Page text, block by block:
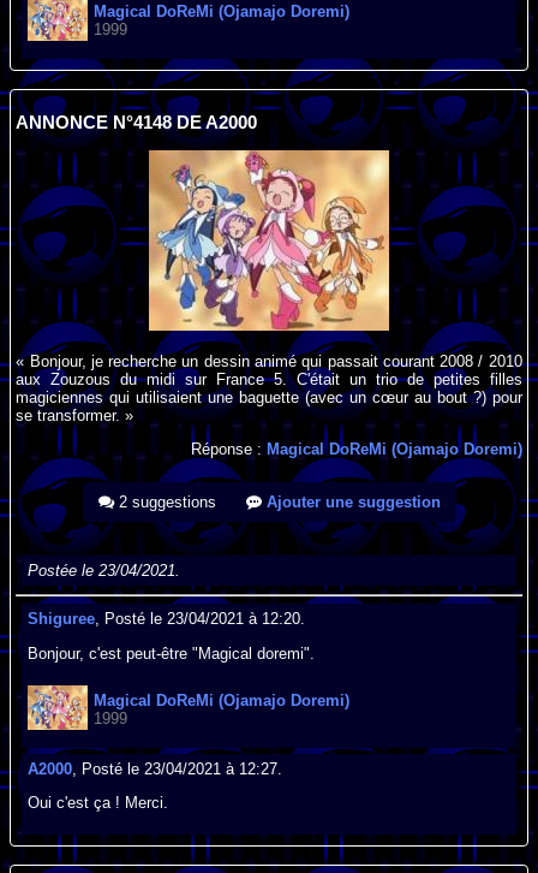
Magical DoReMi (Ojamajo Doremi)
1999
ANNONCE N°4148 DE A2000
« Bonjour, je recherche un dessin animé qui passait courant 2008 / 2010
aux Zouzous du midi sur France 5. C'était un trio de petites filles
magiciennes qui utilisaient une baguette (avec un cœur au bout ?) pour
se transformer. »
Réponse : Magical DoReMi (Ojamajo Doremi)
2 suggestions Ajouter une suggestion
Postée le 23/04/2021.
Shiguree, Posté le 23/04/2021 à 12:20.
Bonjour, c'est peut-être "Magical doremi".
Magical DoReMi (Ojamajo Doremi)
1999
A2000 , Posté le 23/04/2021 à 12:27.
Oui c'est ça ! Merci.